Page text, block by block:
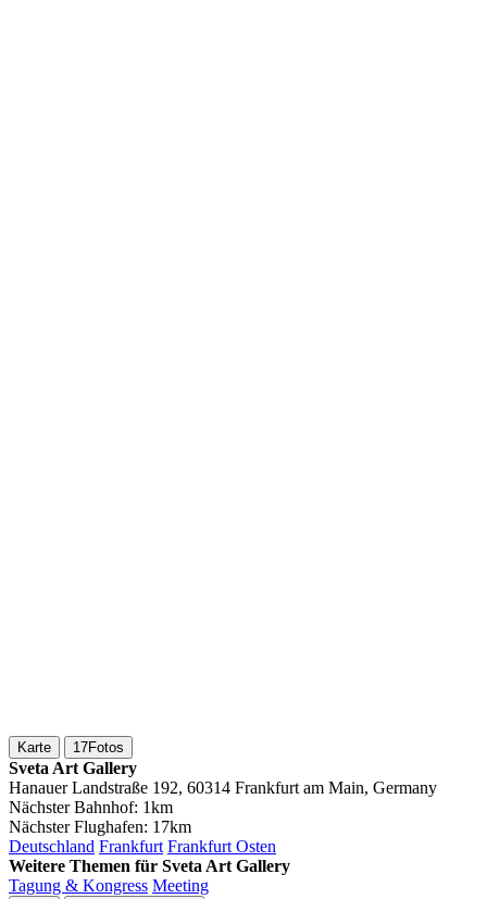
Karte 17Fotos
Sveta Art Gallery
Hanauer Landstraße 192, 60314 Frankfurt am Main, Germany
Nächster Bahnhof: 1km
Nächster Flughafen: 17km
Deutschland Frankfurt Frankfurt Osten
Weitere Themen für Sveta Art Gallery
Tagung & Kongress Meeting